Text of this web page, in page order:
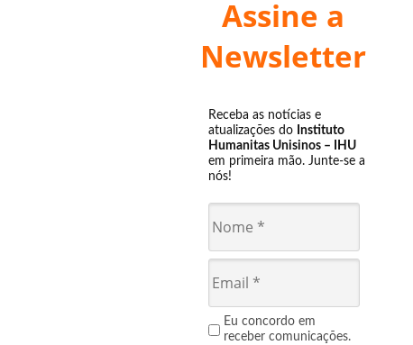
Assine a
Newsletter
Receba as notícias e
atualizações do Instituto
Humanitas Unisinos – IHU
em primeira mão. Junte-se a
nós!
Eu concordo em
receber comunicações.